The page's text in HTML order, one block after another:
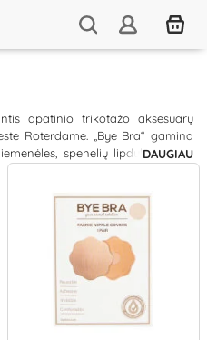
apatinio trikotažo aksesuarų
Roterdame. „Bye Bra“ gamina
spenelių lipdukus, krūtų
krūtų juostos gaminamos
net iki H dydžio, todėl
greitam ir efektyviam moters
be chirurgo įsikišimo ar net
DAUGIAU